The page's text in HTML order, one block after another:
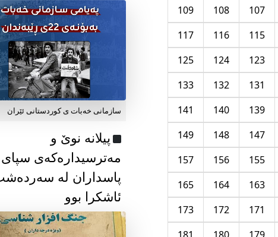
107
108
109
115
116
117
123
124
125
131
132
133
139
140
141
147
148
149
155
156
157
163
164
165
171
172
173
سازمانی خەبات ی كوردستانی ئێران
پیلانە نوێ و
مەترسیدارەکەی سپای
پاسداران لە
ئاشکرا بوو